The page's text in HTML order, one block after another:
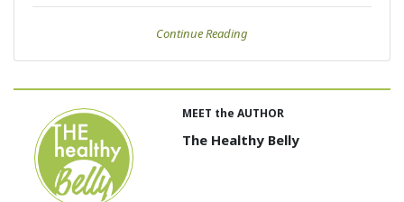
Continue Reading
MEET the AUTHOR
The Healthy Belly